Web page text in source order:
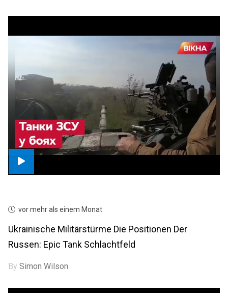
vor mehr als einem Monat
Ukrainische Militärstürme Die Positionen Der
Russen: Epic Tank Schlachtfeld
BySimon Wilson